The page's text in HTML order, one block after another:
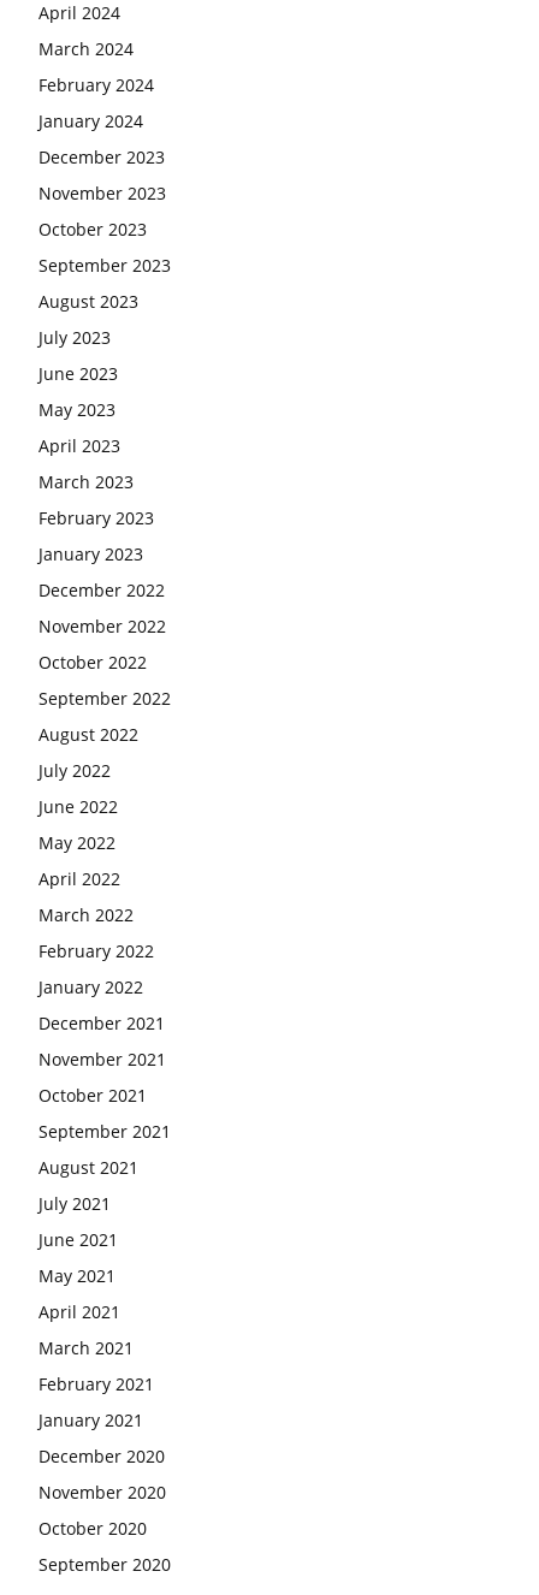
April 2024
March 2024
February 2024
January 2024
December 2023
November 2023
October 2023
September 2023
August 2023
July 2023
June 2023
May 2023
April 2023
March 2023
February 2023
January 2023
December 2022
November 2022
October 2022
September 2022
August 2022
July 2022
June 2022
May 2022
April 2022
March 2022
February 2022
January 2022
December 2021
November 2021
October 2021
September 2021
August 2021
July 2021
June 2021
May 2021
April 2021
March 2021
February 2021
January 2021
December 2020
November 2020
October 2020
September 2020